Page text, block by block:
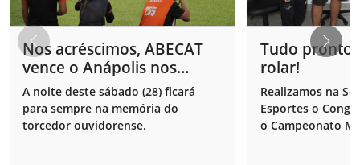
Nos acréscimos, ABECAT
vence o Anápolis nos
pênaltis e garante vaga na
final do playoff! 🏆
A noite deste sábado (28) ficará
para sempre na memória do
torcedor ouvidorense.
Tudo pronto
rolar!
Realizamos na
Esportes o
o Campeonato